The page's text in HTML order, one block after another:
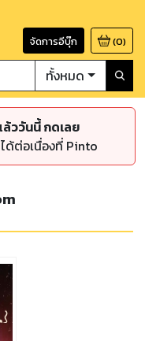
จัดการอีบุ๊ก (0)
ทั้งหมด
ววันนี้ กดเลย
ด้ต่อเนื่องที่ Pinto